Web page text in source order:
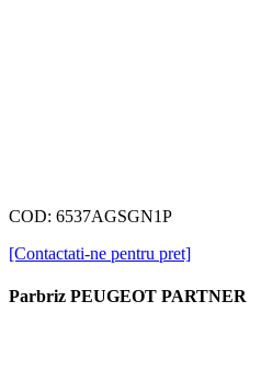
COD: 6537AGSGN1P
[Contactati-ne pentru pret]
Parbriz PEUGEOT PARTNER